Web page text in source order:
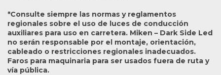
*Consulte siempre las normas y reglamentos
regionales sobre el uso de luces de conducción
auxiliares para uso en carretera. Miken – Dark Side Led
no serán responsable por el montaje, orientación,
cableado o restricciones regionales inadecuados.
Faros para maquinaria para ser usados fuera de ruta y
vía pública.